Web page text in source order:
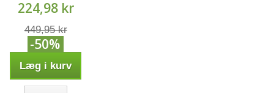
224,98 kr
449,95 kr
-50%
Læg i kurv